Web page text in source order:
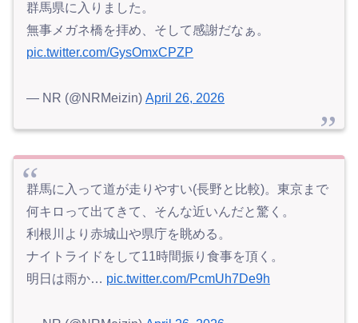
群馬県に入りました。
無事メガネ橋を拝め、そして感謝だなぁ。
pic.twitter.com/GysOmxCPZP
— NR (@NRMeizin) April 26, 2026
群馬に入って道が走りやすい(長野と比較)。東京まで
何キロって出てきて、そんな近いんだと驚く。
利根川より赤城山や県庁を眺める。
ナイトライドをして11時間振り食事を頂く。
明日は雨か… pic.twitter.com/PcmUh7De9h